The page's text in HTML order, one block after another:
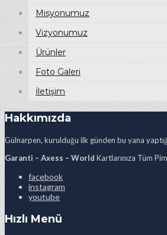
Misyonumuz
Vizyonumuz
Ürünler
Foto Galeri
İletişim
Hakkımızda
Gülnarpen, kurulduğu ilk günden bu yana
Garanti – Axess – World Kartlarınıza Tüm
facebook
instagram
youtube
Hızlı Menü